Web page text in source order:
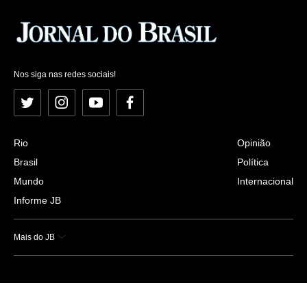
Nos siga nas redes sociais!
Twitter InstagramYouTubeFacebook
Rio
Brasil
Mundo
Informe JB
Opinião
Política
Internacional
Mais do JB
Esportes